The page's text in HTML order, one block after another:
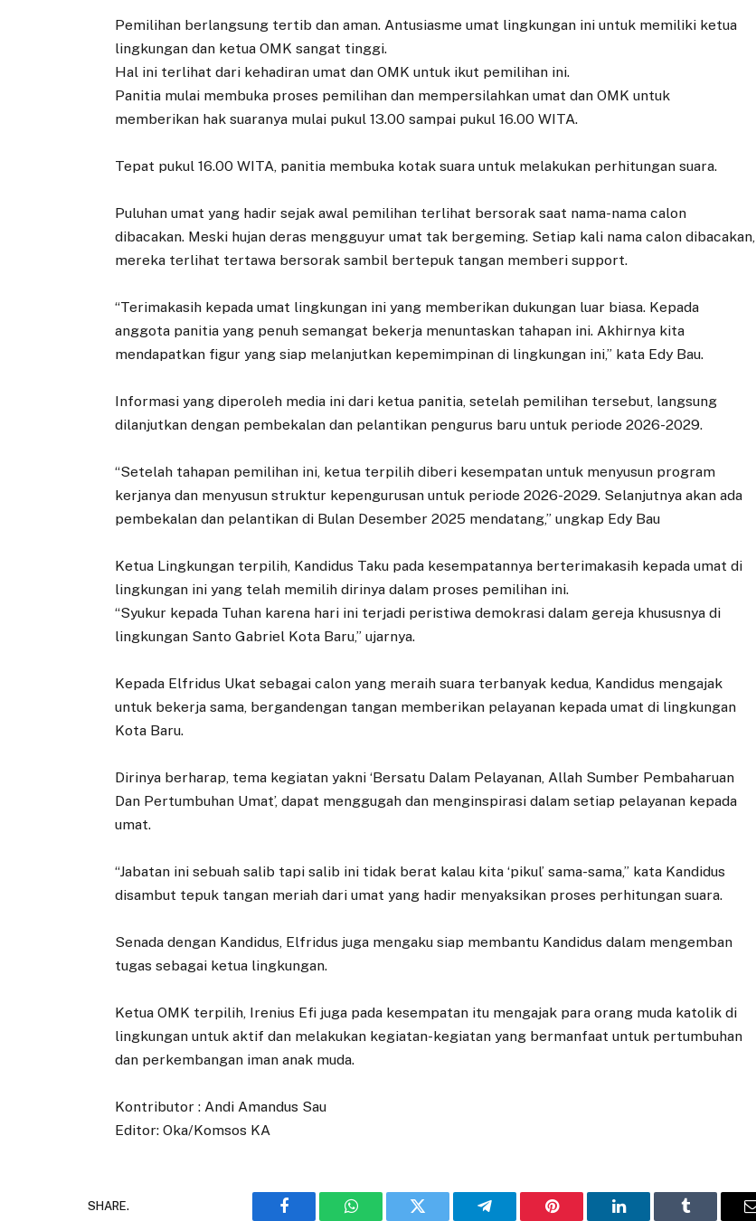
Pemilihan berlangsung tertib dan aman. Antusiasme umat lingkungan ini untuk memiliki ketua
lingkungan dan ketua OMK sangat tinggi.
Hal ini terlihat dari kehadiran umat dan OMK untuk ikut pemilihan ini.
Panitia mulai membuka proses pemilihan dan mempersilahkan umat dan OMK untuk
memberikan hak suaranya mulai pukul 13.00 sampai pukul 16.00 WITA.
Tepat pukul 16.00 WITA, panitia membuka kotak suara untuk melakukan perhitungan suara.
Puluhan umat yang hadir sejak awal pemilihan terlihat bersorak saat nama-nama calon
dibacakan. Meski hujan deras mengguyur umat tak bergeming. Setiap kali nama calon dibacakan,
mereka terlihat tertawa bersorak sambil bertepuk tangan memberi support.
“Terimakasih kepada umat lingkungan ini yang memberikan dukungan luar biasa. Kepada
anggota panitia yang penuh semangat bekerja menuntaskan tahapan ini. Akhirnya kita
mendapatkan figur yang siap melanjutkan kepemimpinan di lingkungan ini,” kata Edy Bau.
Informasi yang diperoleh media ini dari ketua panitia, setelah pemilihan tersebut, langsung
dilanjutkan dengan pembekalan dan pelantikan pengurus baru untuk periode 2026-2029.
“Setelah tahapan pemilihan ini, ketua terpilih diberi kesempatan untuk menyusun program
kerjanya dan menyusun struktur kepengurusan untuk periode 2026-2029. Selanjutnya akan ada
pembekalan dan pelantikan di Bulan Desember 2025 mendatang,” ungkap Edy Bau
Ketua Lingkungan terpilih, Kandidus Taku pada kesempatannya berterimakasih kepada umat di
lingkungan ini yang telah memilih dirinya dalam proses pemilihan ini.
“Syukur kepada Tuhan karena hari ini terjadi peristiwa demokrasi dalam gereja khususnya di
lingkungan Santo Gabriel Kota Baru,” ujarnya.
Kepada Elfridus Ukat sebagai calon yang meraih suara terbanyak kedua, Kandidus mengajak
untuk bekerja sama, bergandengan tangan memberikan pelayanan kepada umat di lingkungan
Kota Baru.
Dirinya berharap, tema kegiatan yakni ‘Bersatu Dalam Pelayanan, Allah Sumber Pembaharuan
Dan Pertumbuhan Umat’, dapat menggugah dan menginspirasi dalam setiap pelayanan kepada
umat.
“Jabatan ini sebuah salib tapi salib ini tidak berat kalau kita ‘pikul’ sama-sama,” kata Kandidus
disambut tepuk tangan meriah dari umat yang hadir menyaksikan proses perhitungan suara.
Senada dengan Kandidus, Elfridus juga mengaku siap membantu Kandidus dalam mengemban
tugas sebagai ketua lingkungan.
Ketua OMK terpilih, Irenius Efi juga pada kesempatan itu mengajak para orang muda katolik di
lingkungan untuk aktif dan melakukan kegiatan-kegiatan yang bermanfaat untuk pertumbuhan
dan perkembangan iman anak muda.
Kontributor : Andi Amandus Sau
Editor: Oka/Komsos KA
SHARE.